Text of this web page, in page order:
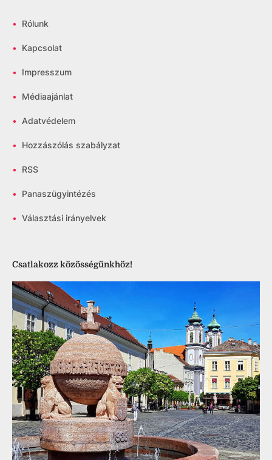
• Rólunk
• Kapcsolat
• Impresszum
• Médiaajánlat
• Adatvédelem
• Hozzászólás szabályzat
• RSS
• Panaszügyintézés
• Választási irányelvek
Csatlakozz közösségünkhöz!